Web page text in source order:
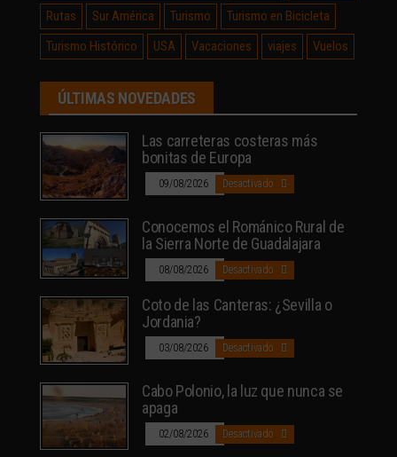
Rutas
Sur América Turismo
Turismo en Bicicleta
Turismo Histórico
USA Vacaciones viajes Vuelos
ÚLTIMAS NOVEDADES
Las carreteras costeras más
bonitas de Europa
09/08/2026 Desactivado
Conocemos el Románico Rural de
la Sierra Norte de Guadalajara
08/08/2026 Desactivado
Coto de las Canteras: ¿Sevilla o
Jordania?
03/08/2026 Desactivado
Cabo Polonio, la luz que nunca se
apaga
02/08/2026 Desactivado